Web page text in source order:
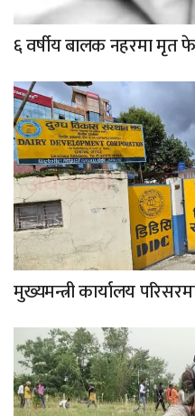
६ वर्षीय बालक नहरमा मृत
मुख्यमन्त्री कार्यालय